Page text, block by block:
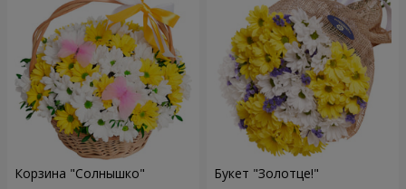
Корзина "Солнышко" Букет "Золотце!"